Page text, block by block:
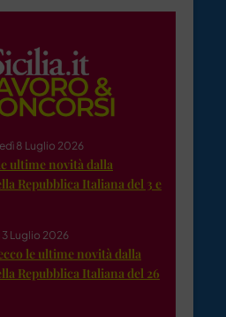
8 Luglio 2026
ultime novità dalla
Repubblica Italiana del 3 e
Luglio 2026
le ultime novità dalla
Repubblica Italiana del 26